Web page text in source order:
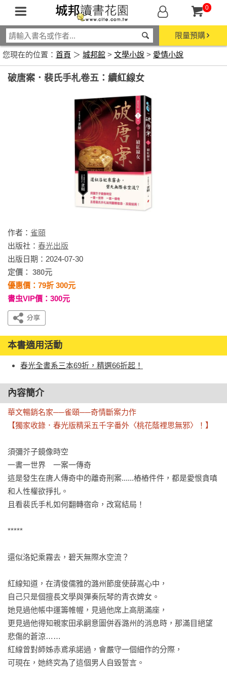
0
限量預購
您現在的位置： 首頁 ＞ 城邦館 > 文學小說 > 愛情小說
破唐案．裴氏手札卷五：續紅線女
作者： 雀頤
出版社： 春光出版
出版日期：2024-07-30
定價： 380元
優惠價：79折 300元
書虫VIP價：300元
本書適用活動
春光全書系三本69折，精選66折起！
內容簡介
華文暢銷名家──雀頤──奇情斷案力作
【獨家收錄．春光版精采五千字番外〈桃花蔭裡思無邪〉！】
須彌芥子鏡像時空
一書一世界　一案一傳奇
這是發生在唐人傳奇中的離奇刑案......樁樁件件，都是愛恨貪嗔
和人性權欲掙扎。
且看裴氏手札如何翻轉宿命，改寫結局！
*****
還似洛妃乘霧去，碧天無際水空流？
紅線知道，在清俊儒雅的潞州節度使薛嵩心中，
自己只是個擅長文學與彈奏阮琴的青衣婢女。
她見過他帳中運籌帷幄，見過他席上高朋滿座，
更見過他得知親家田承嗣意圖併吞潞州的消息時，那滿目絕望
悲傷的蒼涼……
紅線曾對師姊赤鳶承諾過，會嚴守一個細作的分際，
可現在，她終究為了這個男人自毀誓言。